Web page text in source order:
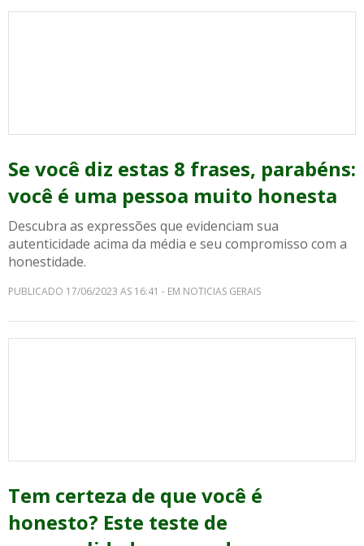
Se você diz estas 8 frases, parabéns:
você é uma pessoa muito honesta
Descubra as expressões que evidenciam sua
autenticidade acima da média e seu compromisso com a
honestidade.
PUBLICADO 17/06/2023 AS 16:41 - EM NOTICIAS GERAIS
Tem certeza de que você é
honesto? Este teste de